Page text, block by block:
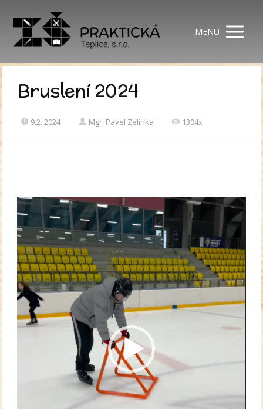
MENU
Bruslení 2024
9.2. 2024 Mgr. Pavel Zelinka 1304x
Video
přehrávač